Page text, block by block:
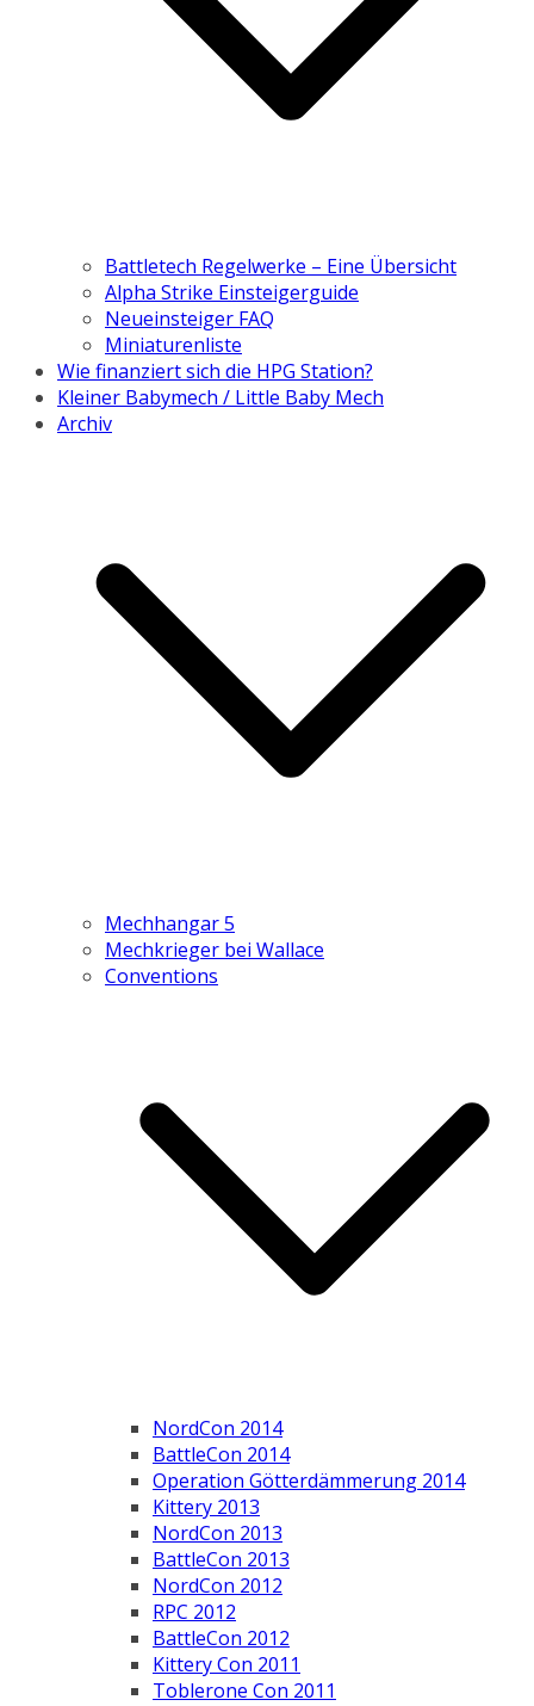
Battletech Regelwerke – Eine Übersicht
Alpha Strike Einsteigerguide
Neueinsteiger FAQ
Miniaturenliste
Wie finanziert sich die HPG Station?
Kleiner Babymech / Little Baby Mech
Archiv
Mechhangar 5
Mechkrieger bei Wallace
Conventions
NordCon 2014
BattleCon 2014
Operation Götterdämmerung 2014
Kittery 2013
NordCon 2013
BattleCon 2013
NordCon 2012
RPC 2012
BattleCon 2012
Kittery Con 2011
Toblerone Con 2011